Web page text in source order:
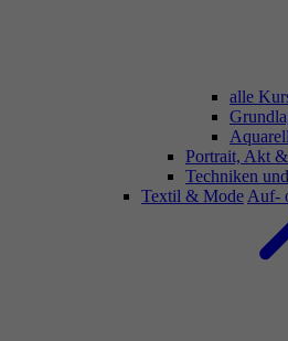
alle
Portrait, Akt
Techniken
Textil & Mode Auf-